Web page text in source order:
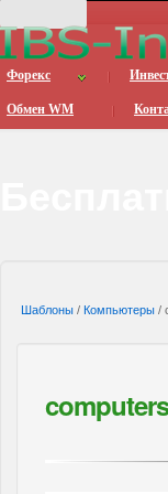
Форекс
Обмен WM
Шаблоны / Компьютеры /